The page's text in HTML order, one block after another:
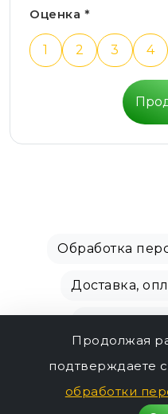
438р.
Оценка *
1 2 3 4
Обработка
Доставка,
Продолжая
подтверждаете
обработки